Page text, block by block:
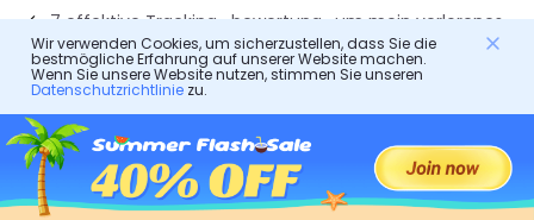
7 effektive Tracking- bewertung , um mein verlorenes
Motorola-Telefon zu finden
Tätigen Sie einen anonymen Anruf, um Ihre Identität
Wir verwenden Cookies, um sicherzustellen, dass Sie die
bestmögliche Erfahrung auf unserer Website machen.
Wenn Sie unsere Website nutzen, stimmen Sie unseren
Datenschutzrichtliniezu.